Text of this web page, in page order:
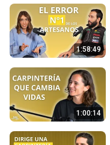
1:58:49
1:00:14